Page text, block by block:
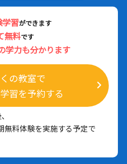
学習ができます
無料です
学力も分かります
の教室で
習を予約する
無料体験を実施する予定で